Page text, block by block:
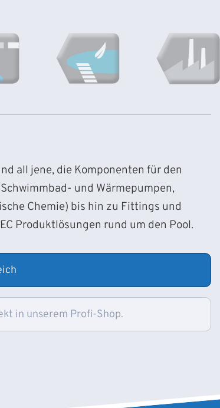
all jene, die Komponenten für den
und Wärmepumpen,
Chemie) bis hin zu Fittings und
Produktlösungen rund um den Pool.
in unserem Profi-Shop.